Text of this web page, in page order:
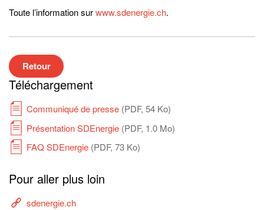
Toute l’information surwww.sdenergie.ch.
Retour
Téléchargement
Communiqué de presse (PDF, 54 Ko)
Présentation SDEnergie (PDF, 1.0 Mo)
FAQ SDEnergie (PDF, 73 Ko)
Pour aller plus loin
sdenergie.ch